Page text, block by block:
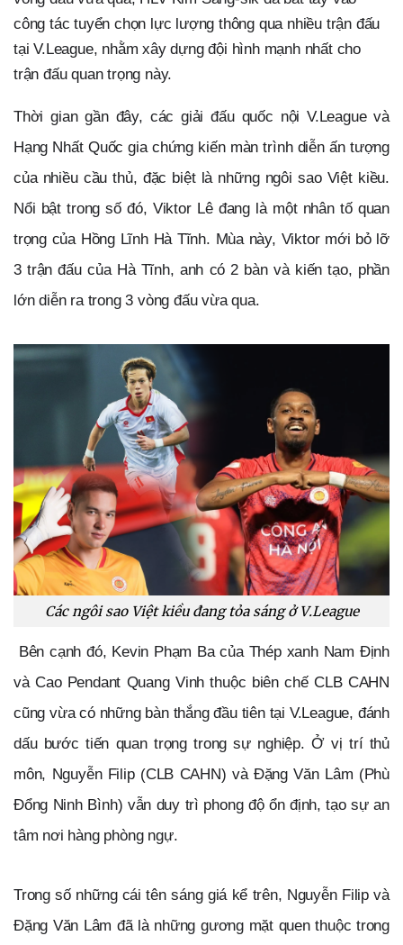
công tác tuyển chọn lực lượng thông qua nhiều trận đấu
tại V.League, nhằm xây dựng đội hình mạnh nhất cho
trận đấu quan trọng này.
Thời gian gần đây, các giải đấu quốc nội V.League và
Hạng Nhất Quốc gia chứng kiến màn trình diễn ấn tượng
của nhiều cầu thủ, đặc biệt là những ngôi sao Việt kiều.
Nổi bật trong số đó, Viktor Lê đang là một nhân tố quan
trọng của Hồng Lĩnh Hà Tĩnh. Mùa này, Viktor mới bỏ lỡ
3 trận đấu của Hà Tĩnh, anh có 2 bàn và kiến tạo, phần
lớn diễn ra trong 3 vòng đấu vừa qua.
Các ngôi sao Việt kiều đang tỏa sáng ở V.League
và Cao Pendant Quang Vinh thuộc biên chế CLB CAHN
cũng vừa có những bàn thắng đầu tiên tại V.League, đánh
dấu bước tiến quan trọng trong sự nghiệp. Ở vị trí thủ
môn, Nguyễn Filip (CLB CAHN) và Đặng Văn Lâm (Phù
Đổng Ninh Bình) vẫn duy trì phong độ ổn định, tạo sự an
tâm nơi hàng phòng ngự.
Trong số những cái tên sáng giá kể trên, Nguyễn Filip và
Đặng Văn Lâm đã là những gương mặt quen thuộc trong